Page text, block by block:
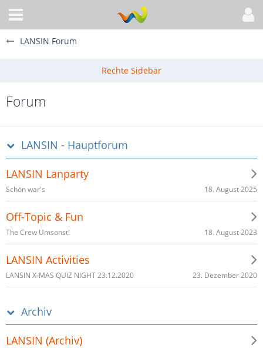
LANSIN Forum
Forum
LANSIN - Hauptforum
LANSIN Lanparty
Schön war's 18. August 2025
Off-Topic & Fun
The Crew Umsonst! 18. August 2023
LANSIN Activities
LANSIN X-MAS QUIZ NIGHT 23.12.2020 23. Dezember 2020
Archiv
LANSIN (Archiv)